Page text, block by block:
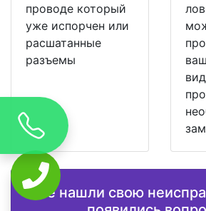
проводе который
уже испорчен или
расшатанные
разъемы
Не нашли свою